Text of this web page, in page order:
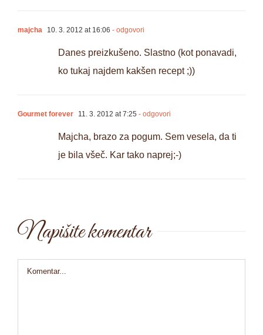
majcha 10. 3. 2012 at 16:06 - odgovori
Danes preizkušeno. Slastno (kot ponavadi,
ko tukaj najdem kakšen recept ;))
Gourmet forever 11. 3. 2012 at 7:25 - odgovori
Majcha, brazo za pogum. Sem vesela, da ti
je bila všeč. Kar tako naprej;-)
Napišite komentar
Comment